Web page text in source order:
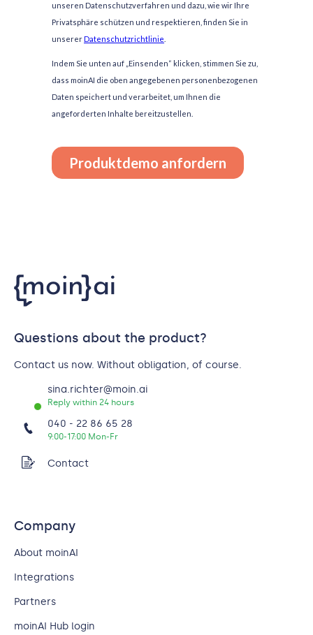
Questions about the product?
Contact us now. Without obligation, of course.
sina.richter@moin.ai
Reply within 24 hours
040 - 22 86 65 28
9:00-17:00 Mon-Fr
Contact
Company
About moinAI
Integrations
Partners
moinAI Hub login